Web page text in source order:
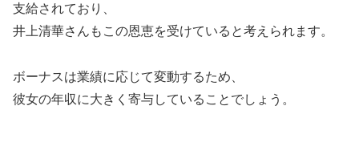
支給されており、
井上清華さんもこの恩恵を受けていると考えられます。
ボーナスは業績に応じて変動するため、
彼女の年収に大きく寄与していることでしょう。